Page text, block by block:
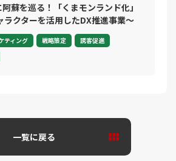
蘇を巡る！「くまモンランド化」
ラクターを活用したDX推進事業～
ティング 戦略策定
誘客促進
一覧に戻る